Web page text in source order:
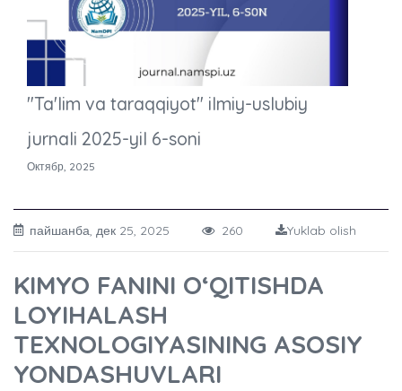
"Ta'lim va taraqqiyot" ilmiy-uslubiy
jurnali 2025-yil 6-soni
Октябр, 2025
пайшанба, дек 25, 2025 260 Yuklab olish
KIMYO FANINI O‘QITISHDA
LOYIHALASH
TEXNOLOGIYASINING ASOSIY
YONDASHUVLARI